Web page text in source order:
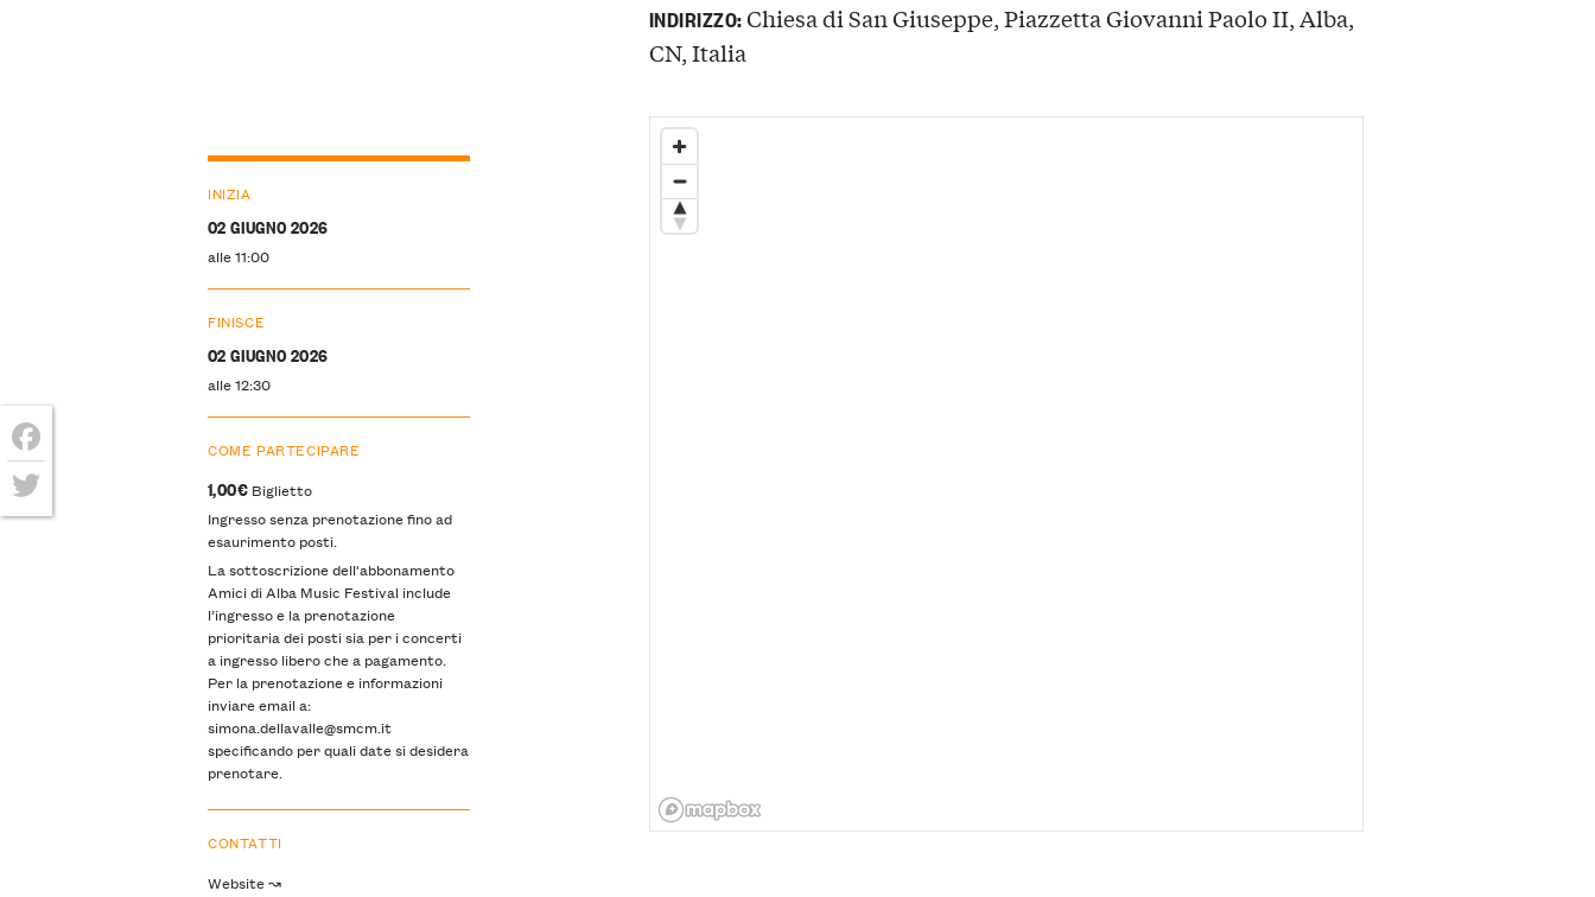
INIZIA
02 GIUGNO 2026
alle 11:00
FINISCE
02 GIUGNO 2026
alle 12:30
COME PARTECIPARE
1,00€ Biglietto
Ingresso senza prenotazione fino ad
esaurimento posti.
La sottoscrizione dell'abbonamento
Amici di Alba Music Festival include
l’ingresso e la prenotazione
prioritaria dei posti sia per i concerti
a ingresso libero che a pagamento.
Per la prenotazione e informazioni
inviare email a:
simona.dellavalle@smcm.it
specificando per quali date si desidera
prenotare.
CONTATTI
Website ↝
INDIRIZZO:Chiesa di San Giuseppe, Piazzetta Giovanni Paolo II, Alba,
CN, Italia
Facebook
Twitter